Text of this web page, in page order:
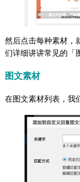
然后点击每种素材，
们详细讲讲常见的「
图文素材
在图文素材列表，我